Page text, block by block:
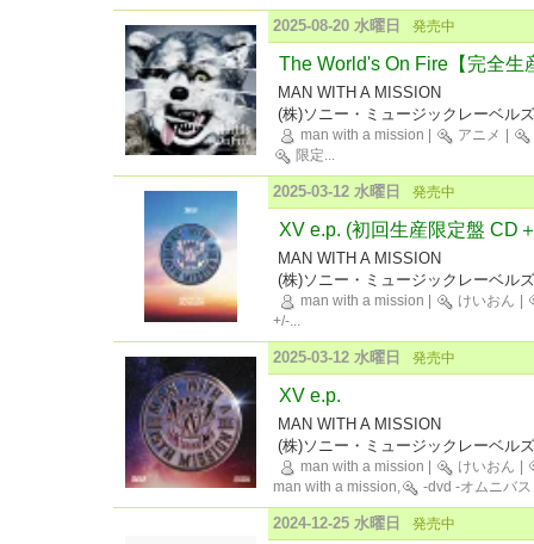
2025-08-20 水曜日 発売中
The World's On Fire【完全生
MAN WITH A MISSION
(株)ソニー・ミュージックレーベルズ
man with a mission アニメ
限定...
2025-03-12 水曜日 発売中
XV e.p. (初回生産限定盤 CD
MAN WITH A MISSION
(株)ソニー・ミュージックレーベルズ
man with a mission けいおん
+/-...
2025-03-12 水曜日 発売中
XV e.p.
MAN WITH A MISSION
(株)ソニー・ミュージックレーベルズ
man with a mission けいおん
man with a mission,
-dvd -オムニバ
2024-12-25 水曜日 発売中